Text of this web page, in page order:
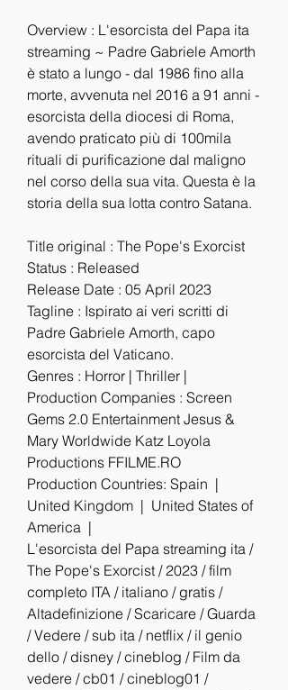
Overview : L'esorcista del Papa ita
streaming ~ Padre Gabriele Amorth
è stato a lungo - dal 1986 fino alla
morte, avvenuta nel 2016 a 91 anni -
esorcista della diocesi di Roma,
avendo praticato più di 100mila
rituali di purificazione dal maligno
nel corso della sua vita. Questa è la
storia della sua lotta contro Satana.
Title original : The Pope's Exorcist
Status : Released
Release Date : 05 April 2023
Tagline : Ispirato ai veri scritti di
Padre Gabriele Amorth, capo
esorcista del Vaticano.
Genres : Horror | Thriller |
Production Companies : Screen
Gems 2.0 Entertainment Jesus &
Mary Worldwide Katz Loyola
Productions FFILME.RO
Production Countries: Spain  |
United Kingdom  |  United States of
America  |
L'esorcista del Papa streaming ita /
The Pope's Exorcist / 2023 / film
completo ITA / italiano / gratis /
Altadefinizione / Scaricare / Guarda
/ Vedere / sub ita / netflix / il genio
dello / disney / cineblog / Film da
vedere / cb01 / cineblog01 /